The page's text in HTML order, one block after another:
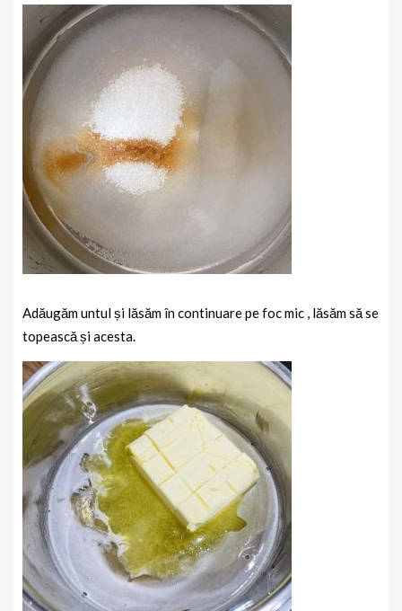
Adăugăm untul și lăsăm în continuare pe foc mic , lăsăm să se
topească și acesta.